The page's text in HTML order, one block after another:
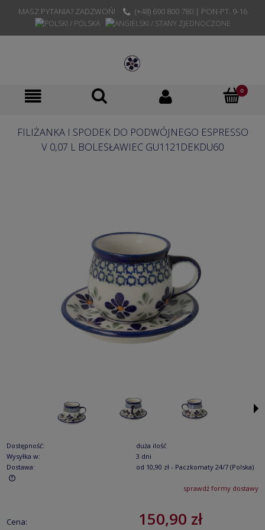
MASZ PYTANIA? ZADZWOŃ! (+48) 690 800 780 | PON-PT. 9-16
FILIŻANKA I SPODEK DO PODWÓJNEGO ESPRESSO
V 0,07 L BOLESŁAWIEC GU1121DEKDU60
Dostępność:
duża ilość
Wysyłka w:
3 dni
Dostawa:
od 10,90 zł - Paczkomaty 24/7 (Polska)
Cena nie zawiera ewentualnych kosztów płatnościsprawdź formy dostawy
Cena: 150,90 zł